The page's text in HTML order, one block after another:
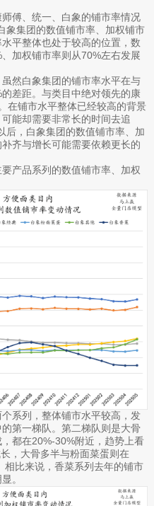
傅、统一、白象的铺市率情况
象集团的数值铺市率、加权铺市
平整体也处于较高的位置，数
加权铺市率则从70%左右发展
然白象集团的铺市率水平在与
差距。与类目中绝对领先的康
在铺市水平整体已经较高的背景
能却需要非常长的时间去追
后，白象集团的数值铺市率、加
齐与增长可能需要依赖更长的
产品系列的数值铺市率、加权
系列，整体铺市水平较高，发
第一梯队。第二梯队则是大骨
都在20%-30%附近，趋势上看
，大骨多半与粉面菜蛋则在
比来说，香菜系列去年的铺市
。